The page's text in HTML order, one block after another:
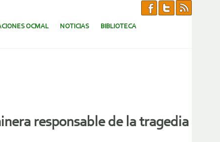
OCMAL NOTICIAS BIBLIOTECA
responsable de la tragedia